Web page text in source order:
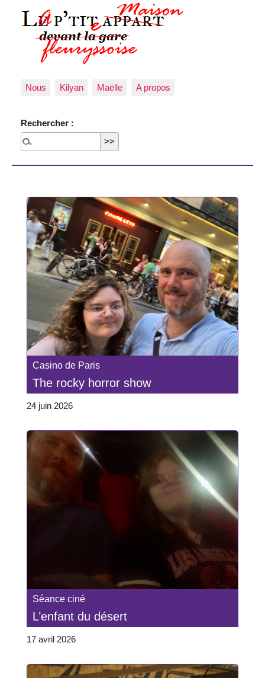
Nous Kilyan Maëlle A propos
Rechercher :
Casino de Paris
The rocky horror show
24 juin 2026
Séance ciné
L’enfant du désert
17 avril 2026